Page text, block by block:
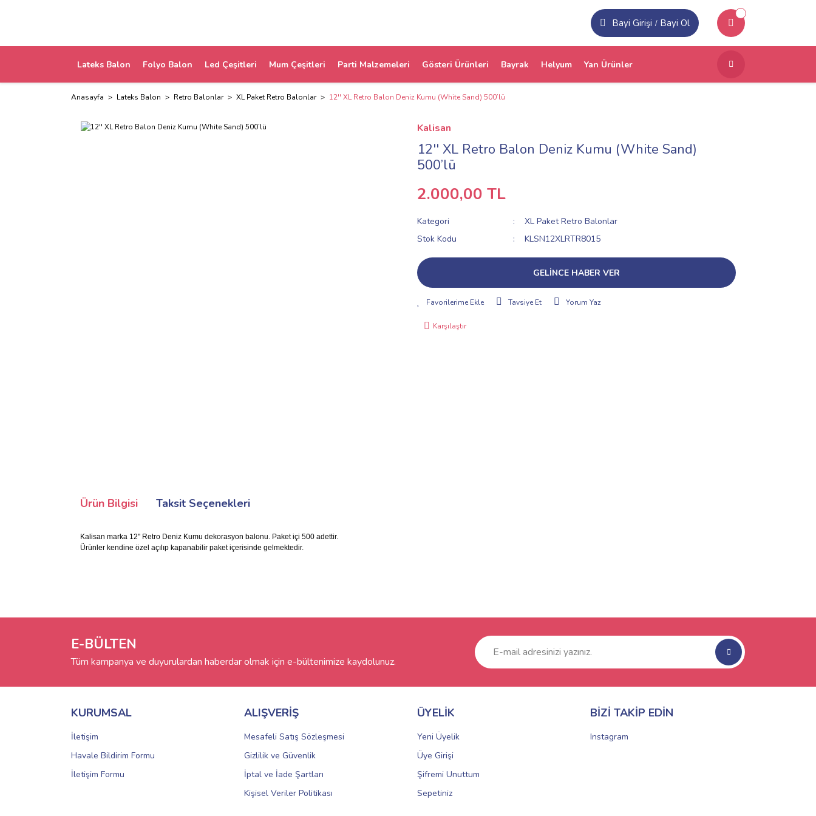
Bayi Girişi / Bayi Ol
Lateks Balon Folyo Balon Led Çeşitleri Mum Çeşitleri Parti Malzemeleri Gösteri Ürünleri Bayrak Helyum Yan Ürünler
Anasayfa Lateks Balon Retro Balonlar XL Paket Retro Balonlar 12'' XL Retro Balon Deniz Kumu (White Sand) 500’lü
Kalisan
12'' XL Retro Balon Deniz Kumu (White Sand)
500’lü
2.000,00 TL
Kategori
XL Paket Retro Balonlar
Stok Kodu
KLSN12XLRTR8015
GELİNCE HABER VER
Tavsiye Et Yorum Yaz
Karşılaştır
Ürün Bilgisi Taksit Seçenekleri
Kalisan marka 12" Retro Deniz Kumu dekorasyon balonu. Paket içi 500 adettir.
Ürünler kendine özel açılıp kapanabilir paket içerisinde gelmektedir.
E-BÜLTEN
Tüm kampanya ve duyurulardan haberdar olmak için e-bültenimize kaydolunuz.
KURUMSAL
İletişim
Havale Bildirim Formu
İletişim Formu
ALIŞVERİŞ
Mesafeli Satış Sözleşmesi
Gizlilik ve Güvenlik
İptal ve İade Şartları
Kişisel Veriler Politikası
ÜYELİK
Yeni Üyelik
Üye Girişi
Şifremi Unuttum
Sepetiniz
BİZİ TAKİP EDİN
Instagram